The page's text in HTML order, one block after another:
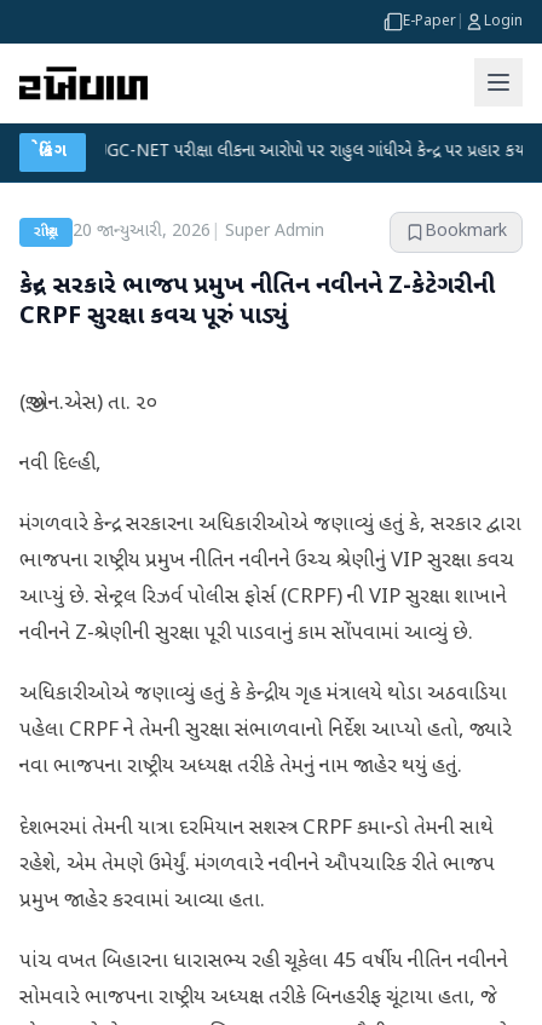
E-Paper Login
બ્રેકિંગ
UGC-NET પરીક્ષા લીકના આરોપો પર રાહુલ ગાંધીએ કેન્દ્ર પર પ્રહાર કર્યા ●
રાષ્ટ્રીય 20 જાન્યુઆરી, 2026 Super Admin Bookmark
કેન્દ્ર સરકારે ભાજપ પ્રમુખ નીતિન નવીનને Z-કેટેગરીની
CRPF સુરક્ષા કવચ પૂરું પાડ્યું
(જી.એન.એસ) તા. ૨૦
નવી દિલ્હી,
મંગળવારે કેન્દ્ર સરકારના અધિકારીઓએ જણાવ્યું હતું કે, સરકાર દ્વારા
ભાજપના રાષ્ટ્રીય પ્રમુખ નીતિન નવીનને ઉચ્ચ શ્રેણીનું VIP સુરક્ષા કવચ
આપ્યું છે. સેન્ટ્રલ રિઝર્વ પોલીસ ફોર્સ (CRPF) ની VIP સુરક્ષા શાખાને
નવીનને Z-શ્રેણીની સુરક્ષા પૂરી પાડવાનું કામ સોંપવામાં આવ્યું છે.
અધિકારીઓએ જણાવ્યું હતું કે કેન્દ્રીય ગૃહ મંત્રાલયે થોડા અઠવાડિયા
પહેલા CRPF ને તેમની સુરક્ષા સંભાળવાનો નિર્દેશ આપ્યો હતો, જ્યારે
નવા ભાજપના રાષ્ટ્રીય અધ્યક્ષ તરીકે તેમનું નામ જાહેર થયું હતું.
દેશભરમાં તેમની યાત્રા દરમિયાન સશસ્ત્ર CRPF કમાન્ડો તેમની સાથે
રહેશે, એમ તેમણે ઉમેર્યું. મંગળવારે નવીનને ઔપચારિક રીતે ભાજપ
પ્રમુખ જાહેર કરવામાં આવ્યા હતા.
પાંચ વખત બિહારના ધારાસભ્ય રહી ચૂકેલા 45 વર્ષીય નીતિન નવીનને
સોમવારે ભાજપના રાષ્ટ્રીય અધ્યક્ષ તરીકે બિનહરીફ ચૂંટાયા હતા, જે